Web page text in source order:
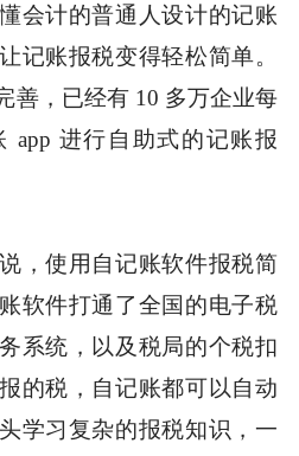
会计的普通人设计的记账
记账报税变得轻松简单。
善，已经有 10 多万企业每
app 进行自助式的记账报
，使用自记账软件报税简
软件打通了全国的电子税
系统，以及税局的个税扣
的税，自记账都可以自动
学习复杂的报税知识，一